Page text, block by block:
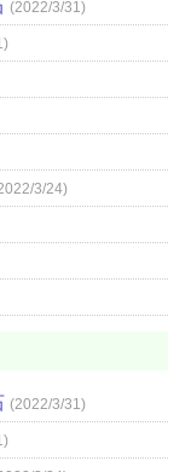
(2022/3/31)
3/24)
(2022/3/31)